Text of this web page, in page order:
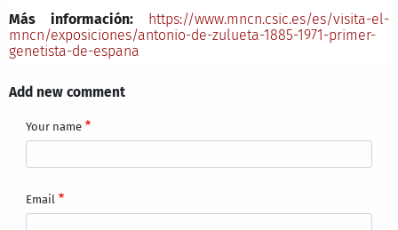
Más información:
https://www.mncn.csic.es/es/visita-el-
mncn/exposiciones/antonio-de-zulueta-1885-1971-primer-
genetista-de-espana
Add new comment
Your name
Email